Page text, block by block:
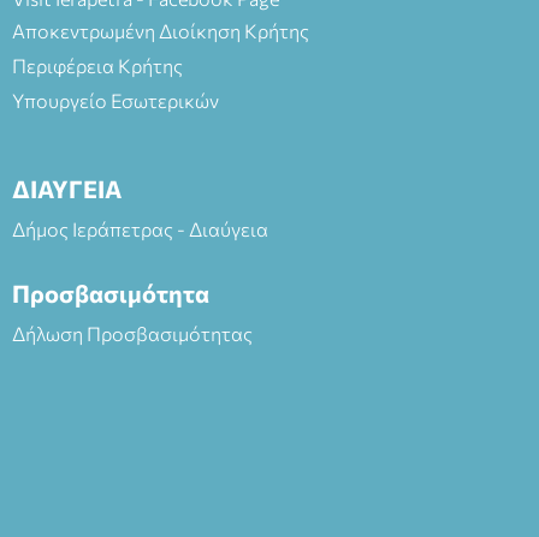
Αποκεντρωμένη Διοίκηση Κρήτης
Περιφέρεια Κρήτης
Υπουργείο Εσωτερικών
ΔΙΑΥΓΕΙΑ
Δήμος Ιεράπετρας - Διαύγεια
Προσβασιμότητα
Δήλωση Προσβασιμότητας